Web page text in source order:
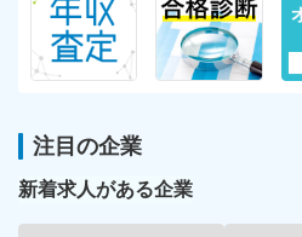
注目の企業
新着求人がある企業